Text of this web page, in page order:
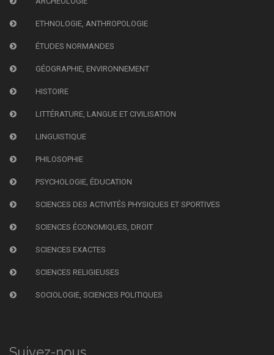
ETHNOLOGIE, ANTHROPOLOGIE
ÉTUDES NORMANDES
GÉOGRAPHIE, ENVIRONNEMENT
HISTOIRE
LITTÉRATURE, LANGUE ET CIVILISATION
LINGUISTIQUE
PHILOSOPHIE
PSYCHOLOGIE, ÉDUCATION
SCIENCES DES ACTIVITÉS PHYSIQUES ET SPORTIVES
SCIENCES ÉCONOMIQUES, DROIT
SCIENCES EXACTES
SCIENCES RELIGIEUSES
SOCIOLOGIE, SCIENCES POLITIQUES